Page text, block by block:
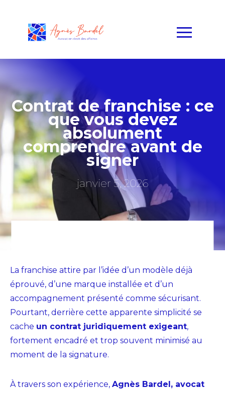
Contrat de franchise : ce
que vous devez
absolument
comprendre avant de
signer
janvier 5, 2026
La franchise attire par l’idée d’un modèle déjà
éprouvé, d’une marque installée et d’un
accompagnement présenté comme sécurisant.
Pourtant, derrière cette apparente simplicité se
cache un contrat juridiquement exigeant,
fortement encadré et trop souvent minimisé au
moment de la signature.
À travers son expérience, Agnès Bardel, avocat